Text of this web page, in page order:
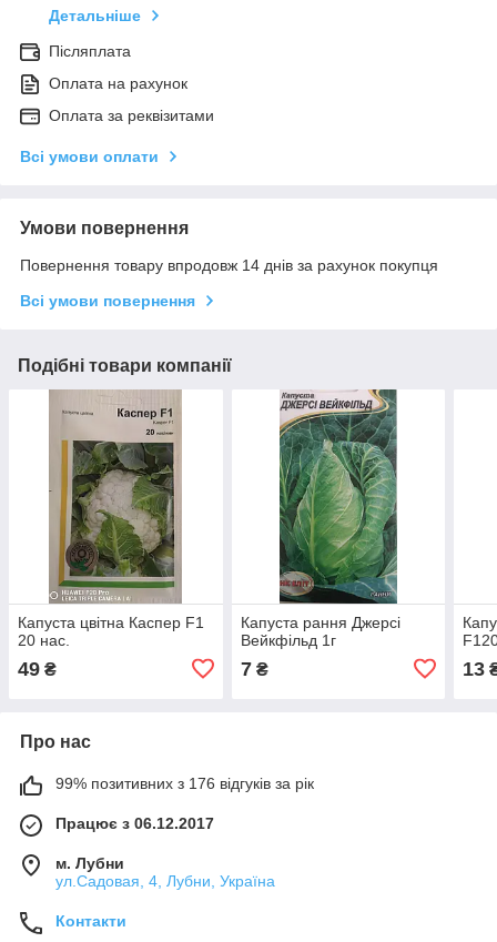
Детальніше
Післяплата
Оплата на рахунок
Оплата за реквізитами
Всі умови оплати
Умови повернення
Повернення товару впродовж 14 днів за рахунок покупця
Всі умови повернення
Подібні товари компанії
Капуста цвітна Каспер F1
20 нас.
49 ₴
Капуста рання Джерсі
Вейкфільд 1г
7₴ 13
Про нас
99% позитивних з 176 відгуків за рік
Працює з 06.12.2017
м. Лубни
ул.Садовая, 4, Лубни, Україна
Контакти